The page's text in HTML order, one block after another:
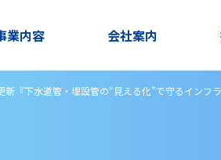
業内容 会社案内
新『下水道管・埋設管の“見える化”で守るインフ